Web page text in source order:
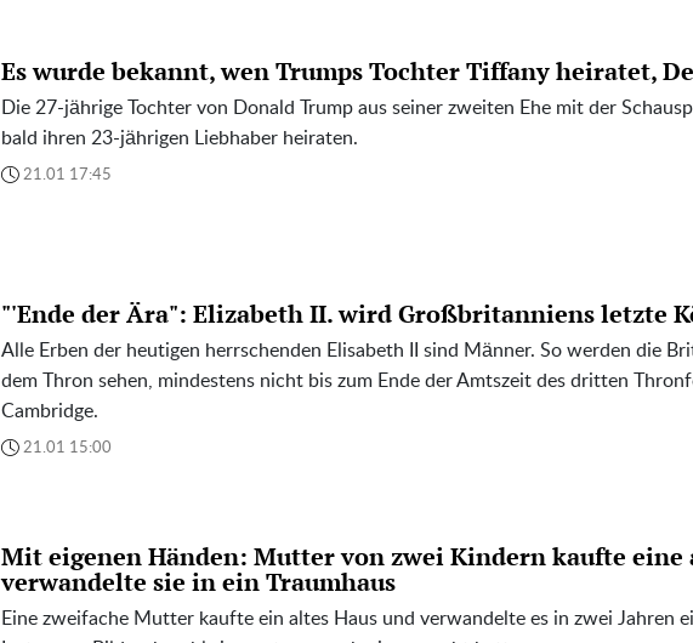
Es wurde bekannt, wen Trumps Tochter Tiffany heiratet,
Die 27-jährige Tochter von Donald Trump aus seiner zweiten Ehe mit der
bald ihren 23-jährigen Liebhaber heiraten.
21.01 17:45
"'Ende der Ära": Elizabeth II. wird Großbritanniens letzte
Alle Erben der heutigen herrschenden Elisabeth II sind Männer. So werden die
dem Thron sehen, mindestens nicht bis zum Ende der Amtszeit des dritten
Cambridge.
21.01 15:00
Mit eigenen Händen: Mutter von zwei Kindern kaufte eine
verwandelte sie in ein Traumhaus
Eine zweifache Mutter kaufte ein altes Haus und verwandelte es in zwei Jahren